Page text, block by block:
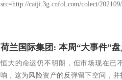
src=http://caiji.3g.cnfol.com/colect/
恒大的命运仍不明朗，但市场现在已
响，这为风险资产的反弹留下空间，